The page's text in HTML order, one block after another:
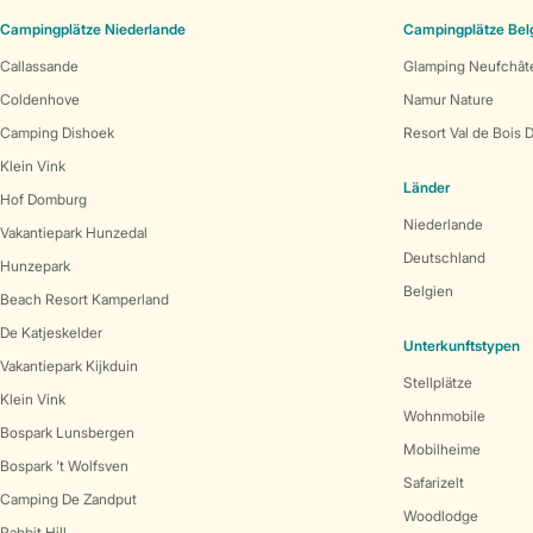
Campingplätze Niederlande
Callassande
Coldenhove
Camping Dishoek
Klein Vink
Hof Domburg
Vakantiepark Hunzedal
Hunzepark
Beach Resort Kamperland
De Katjeskelder
Vakantiepark Kijkduin
Klein Vink
Bospark Lunsbergen
Bospark 't Wolfsven
Camping De Zandput
Campingplätze
Glamping
Namur Nature
Resort Val de Bois
Länder
Niederlande
Deutschland
Belgien
Unterkunftstypen
Stellplätze
Wohnmobile
Mobilheime
Safarizelt
Woodlodge